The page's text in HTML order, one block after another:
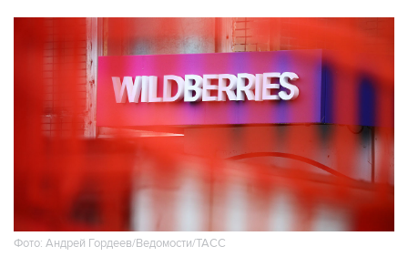
Фото: Андрей Гордеев/Ведомости/ТАСС